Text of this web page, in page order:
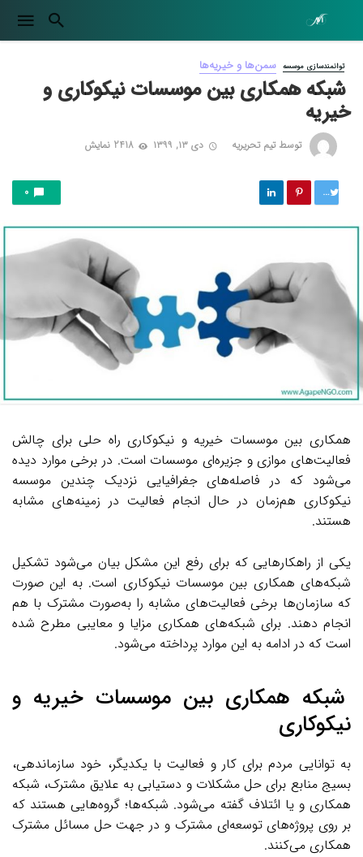
توانمندسازی موسسه سمن‌ها و خیریه‌ها
شبکه همکاری بین موسسات نیکوکاری و
خیریه
توسطتیم تحریریه دی ۱۳, ۱۳۹۹ 2418 نمایش
توییت 0
همکاری بین موسسات خیریه و نیکوکاری راه حلی برای چالش
فعالیت‌های موازی و جزیره‌ای موسسات است. در برخی موارد دیده
می‌شود که در فاصله‌های جغرافیایی نزدیک چندین موسسه
نیکوکاری هم‌زمان در حال انجام فعالیت در زمینه‌های مشابه
هستند.
یکی از راهکارهایی که برای رفع این مشکل بیان می‌شود تشکیل
شبکه‌های همکاری بینموسسات نیکوکاری است. به این صورت
که سازمان‌ها برخی فعالیت‌های مشابه را به‌صورت مشترک با هم
انجام دهند. برای شبکه‌های همکاری مزایا و معایبی مطرح شده
است که در ادامه به این موارد پرداخته می‌شود.
شبکه همکاری بین موسسات خیریه و
نیکوکاری
به توانایی مردم برای کار و فعالیت با یکدیگر، خود سازماندهی،
بسیج منابع برای حل مشکلات و دستیابی به علایق مشترک، شبکه
همکاری و یا ائتلاف گفته می‌شود. شبکه‌ها؛ گروه‌هایی هستند که
بر روی پروژه‌های توسعه‌ای مشترک و در جهت حل مسائل مشترک
همکاری می‌کنند.